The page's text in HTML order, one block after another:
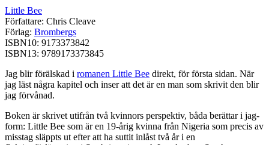
Little Bee
Författare: Chris Cleave
Förlag: Brombergs
ISBN10: 9173373842
ISBN13: 9789173373845
Jag blir förälskad i romanen Little Bee direkt, för första sidan. När
jag läst några kapitel och inser att det är en man som skrivit den blir
jag förvånad.
Boken är skrivet utifrån två kvinnors perspektiv, båda berättar i jag-
form: Little Bee som är en 19-årig kvinna från Nigeria som precis av
misstag släppts ut efter att ha suttit inlåst två år i en